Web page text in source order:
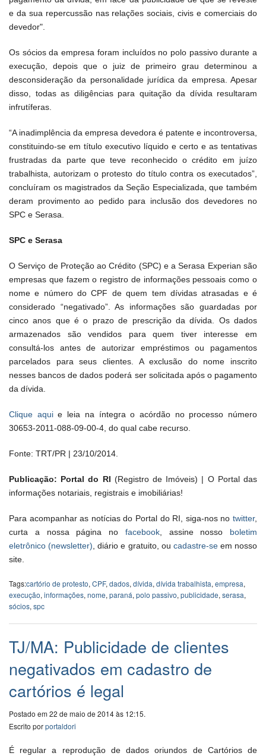
e da sua repercussão nas relações sociais, civis e comerciais do
devedor".
Os sócios da empresa foram incluídos no polo passivo durante a
execução, depois que o juiz de primeiro grau determinou a
desconsideração da personalidade jurídica da empresa. Apesar
disso, todas as diligências para quitação da dívida resultaram
infrutíferas.
“A inadimplência da empresa devedora é patente e incontroversa,
constituindo-se em título executivo líquido e certo e as tentativas
frustradas da parte que teve reconhecido o crédito em juízo
trabalhista, autorizam o protesto do título contra os executados”,
concluíram os magistrados da Seção Especializada, que também
deram provimento ao pedido para inclusão dos devedores no
SPC e Serasa.
SPC e Serasa
O Serviço de Proteção ao Crédito (SPC) e a Serasa Experian são
empresas que fazem o registro de informações pessoais como o
nome e número do CPF de quem tem dívidas atrasadas e é
considerado “negativado”. As informações são guardadas por
cinco anos que é o prazo de prescrição da dívida. Os dados
armazenados são vendidos para quem tiver interesse em
consultá-los antes de autorizar empréstimos ou pagamentos
parcelados para seus clientes. A exclusão do nome inscrito
nesses bancos de dados poderá ser solicitada após o pagamento
da dívida.
Clique aquie leia na íntegra o acórdão no processo número
30653-2011-088-09-00-4, do qual cabe recurso.
Fonte: TRT/PR | 23/10/2014.
Publicação: Portal do RI (Registro de Imóveis) | O Portal das
informações notariais, registrais e imobiliárias!
Para acompanhar as notícias do Portal do RI, siga-nos no twitter,
curta a nossa página no facebook, assine nosso boletim
eletrônico (newsletter) , diário e gratuito, ou cadastre-seem nosso
site.
Tags:cartório de protesto, CPF, dados, dívida, dívida trabalhista, empresa,
execução, informações, nome, paraná, polo passivo, publicidade, serasa,
sócios, spc
TJ/MA: Publicidade de clientes
negativados em cadastro de
cartórios é legal
Postado em 22 de maio de 2014 às 12:15.
Escrito porportaldori
É regular a reprodução de dados oriundos de Cartórios de